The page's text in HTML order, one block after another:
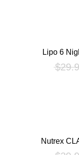
Lipo 6
$
Nutrex